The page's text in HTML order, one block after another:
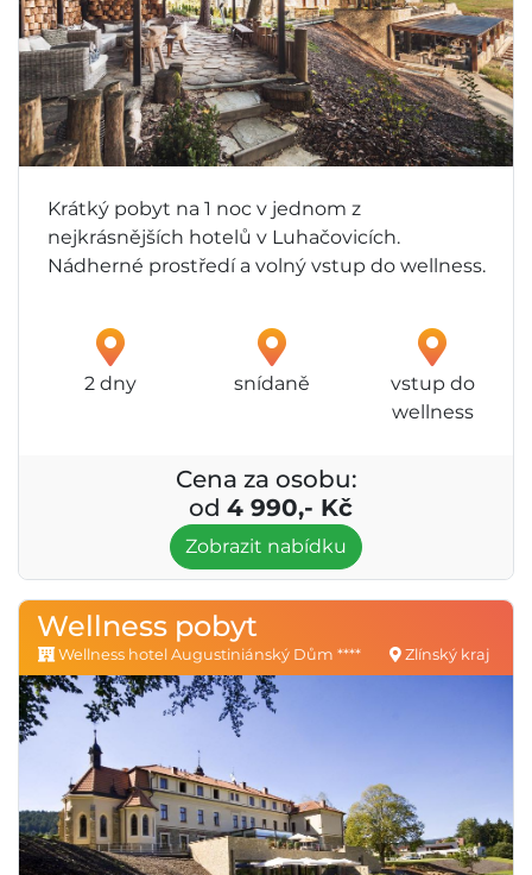
Krátký pobyt na 1 noc v jednom z
nejkrásnějších hotelů v Luhačovicích.
Nádherné prostředí a volný vstup do wellness.
2 dny snídaně
vstup do
wellness
Cena za osobu:
od 4 990,- Kč
Zobrazit nabídku
Wellness pobyt
Wellness hotel Augustiniánský Dům **** Zlínský kraj